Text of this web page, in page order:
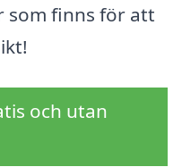
som finns för att
och utan